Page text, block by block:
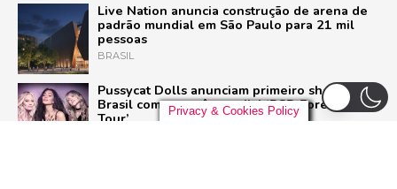
Live Nation anuncia construção de arena de
padrão mundial em São Paulo para 21 mil
pessoas
BRASIL
Pussycat Dolls anunciam primeiro show no
Brasil com a turnê mundial ‘PCD Forever
Tour’
Privacy & Cookies Policy